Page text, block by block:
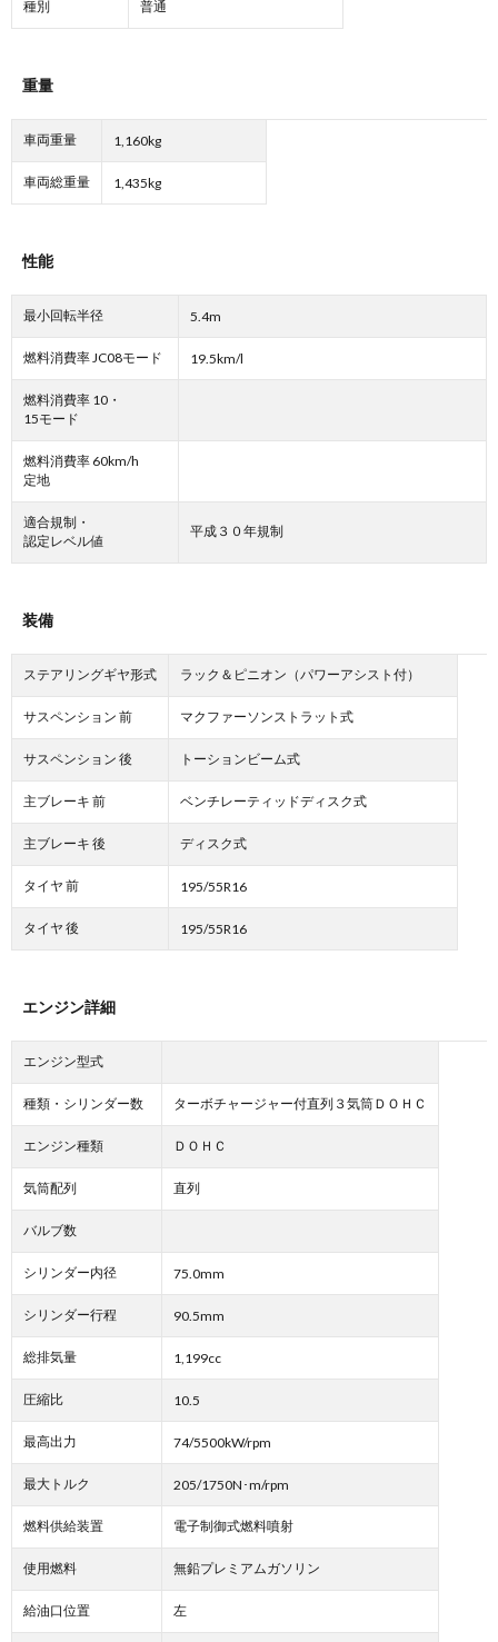
種別 普通
重量
車両重量 1,160kg
車両総重量 1,435kg
性能
最小回転半径 5.4m
燃料消費率 JC08モード 19.5km/l
燃料消費率 10・
15モード
燃料消費率 60km/h
定地
適合規制・
認定レベル値
平成３０年規制
装備
ステアリングギヤ形式 ラック＆ピニオン（パワーアシスト付）
サスペンション 前 マクファーソンストラット式
サスペンション 後 トーションビーム式
主ブレーキ 前 ベンチレーティッドディスク式
主ブレーキ 後 ディスク式
タイヤ 前 195/55R16
タイヤ 後 195/55R16
エンジン詳細
エンジン型式
種類・シリンダー数 ターボチャージャー付直列３気筒ＤＯＨＣ
エンジン種類 ＤＯＨＣ
気筒配列 直列
バルブ数
シリンダー内径 75.0mm
シリンダー行程 90.5mm
総排気量 1,199cc
圧縮比 10.5
最高出力 74/5500kW/rpm
最大トルク 205/1750N･m/rpm
燃料供給装置 電子制御式燃料噴射
使用燃料 無鉛プレミアムガソリン
給油口位置 左